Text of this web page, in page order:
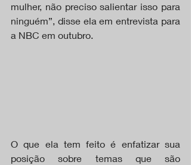
mulher, não preciso salientar isso para
ninguém”, disse ela em entrevista para
a NBC em outubro.
O que ela tem feito é enfatizar sua
posição sobre temas que são